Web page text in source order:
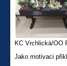
KC Vrchlická/OO
Jako motivaci